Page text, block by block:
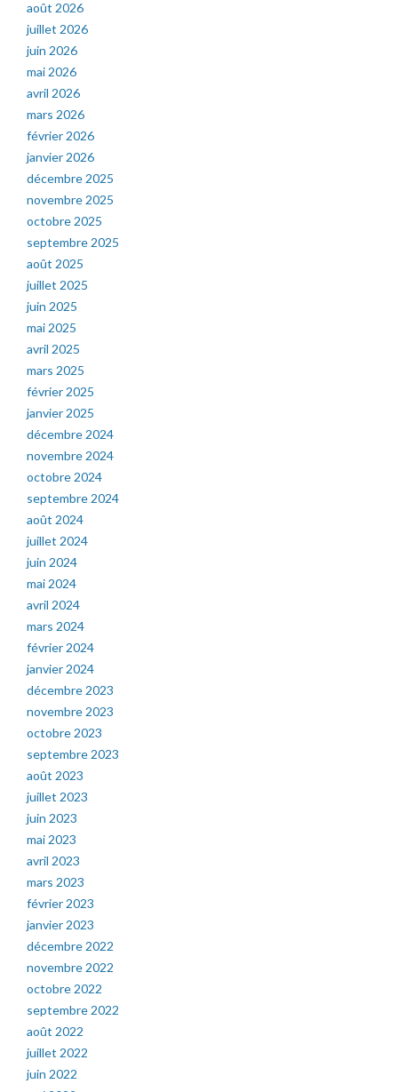
août 2026
juillet 2026
juin 2026
mai 2026
avril 2026
mars 2026
février 2026
janvier 2026
décembre 2025
novembre 2025
octobre 2025
septembre 2025
août 2025
juillet 2025
juin 2025
mai 2025
avril 2025
mars 2025
février 2025
janvier 2025
décembre 2024
novembre 2024
octobre 2024
septembre 2024
août 2024
juillet 2024
juin 2024
mai 2024
avril 2024
mars 2024
février 2024
janvier 2024
décembre 2023
novembre 2023
octobre 2023
septembre 2023
août 2023
juillet 2023
juin 2023
mai 2023
avril 2023
mars 2023
février 2023
janvier 2023
décembre 2022
novembre 2022
octobre 2022
septembre 2022
août 2022
juillet 2022
juin 2022